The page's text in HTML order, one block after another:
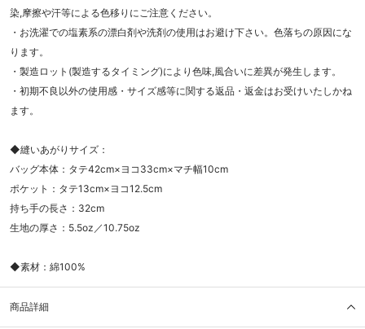
染,摩擦や汗等による色移りにご注意ください。
・お洗濯での塩素系の漂白剤や洗剤の使用はお避け下さい。色落ちの原因にな
ります。
・製造ロット(製造するタイミング)により色味,風合いに差異が発生します。
・初期不良以外の使用感・サイズ感等に関する返品・返金はお受けいたしかね
ます。
◆縫いあがりサイズ：
バッグ本体：タテ42cm×ヨコ33cm×マチ幅10cm
ポケット：タテ13cm×ヨコ12.5cm
持ち手の長さ：32cm
生地の厚さ：5.5oz／10.75oz
◆素材：綿100%
商品詳細